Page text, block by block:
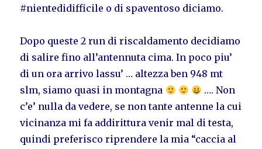
#nientedidifficile o di spaventoso diciamo.
Dopo queste 2 run di riscaldamento decidiamo
di salire fino all’antennuta cima. In poco piu’
di un ora arrivo lassu’ … altezza ben 948 mt
slm, siamo quasi in montagna
…. Non
c’e’ nulla da vedere, se non tante antenne la cui
vicinanza mi fa addirittura venir mal di testa,
quindi preferisco riprendere la mia “caccia al